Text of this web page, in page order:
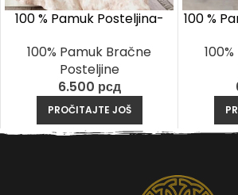
100 % Pamuk Posteljina-
100% Pamuk Bračne
Posteljine
6.500 рсд
PROČITAJTE JOŠ
100 %